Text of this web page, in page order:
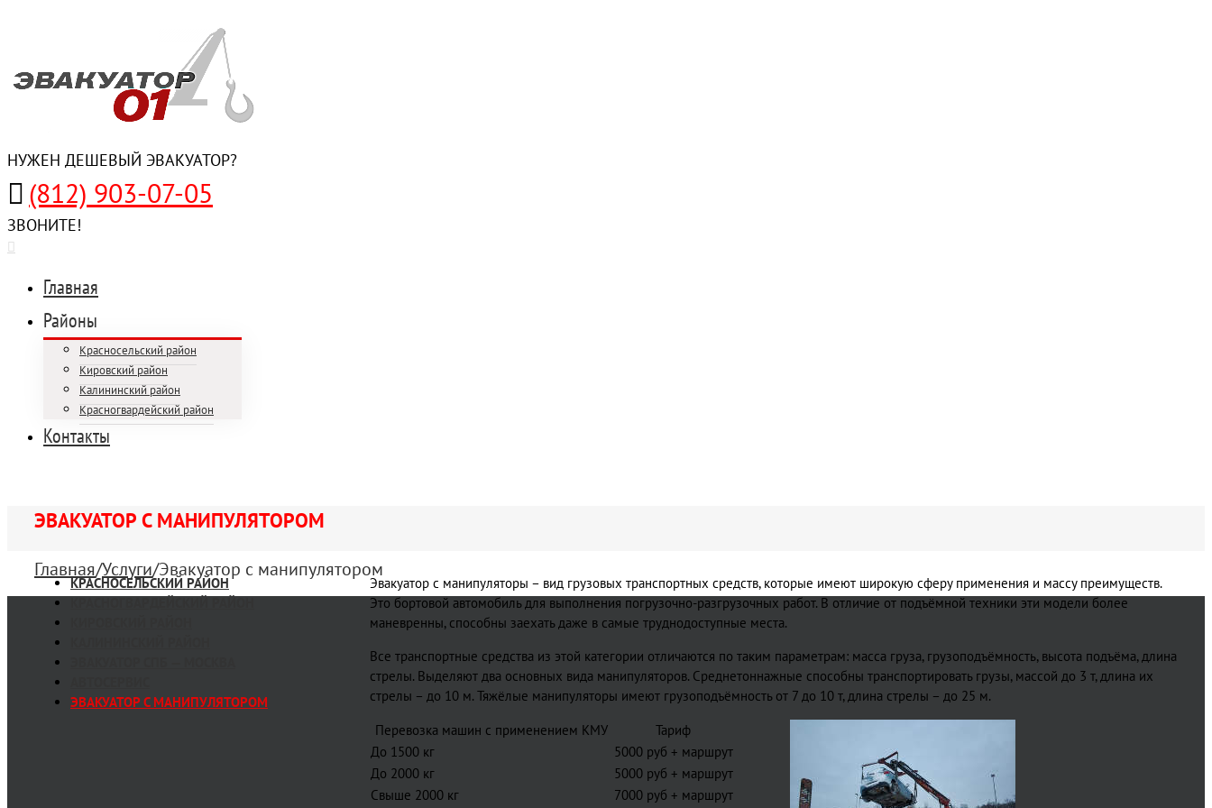
НУЖЕН ДЕШЕВЫЙ ЭВАКУАТОР?
(812) 903-07-05
ЗВОНИТЕ!
Главная
Районы
Красносельский район
Кировский район
Калининский район
Красногвардейский район
Контакты
ЭВАКУАТОР С МАНИПУЛЯТОРОМ
Главная/Услуги/Эвакуатор с манипулятором
Эвакуатор с манипуляторы – вид грузовых транспортных средств, которые имеют широкую сферу применения и массу преимуществ.
Это бортовой автомобиль для выполнения погрузочно-разгрузочных работ. В отличие от подъёмной техники эти модели более
маневренны, способны заехать даже в самые труднодоступные места.
Все транспортные средства из этой категории отличаются по таким параметрам: масса груза, грузоподъёмность, высота подъёма, длина
стрелы. Выделяют два основных вида манипуляторов. Среднетоннажные способны транспортировать грузы, массой до 3 т, длина их
стрелы – до 10 м. Тяжёлые манипуляторы имеют грузоподъёмность от 7 до 10 т, длина стрелы – до 25 м.
Перевозка машин с применением КМУ
Тариф
До 1500 кг
5000 руб + маршрут
До 2000 кг
5000 руб + маршрут
Свыше 2000 кг
7000 руб + маршрут
КРАСНОСЕЛЬСКИЙ РАЙОН
ЭВАКУАТОР С МАНИПУЛЯТОРОМ